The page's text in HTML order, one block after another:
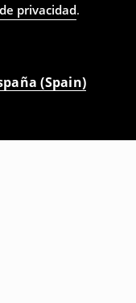
privacidad.
(Spain)